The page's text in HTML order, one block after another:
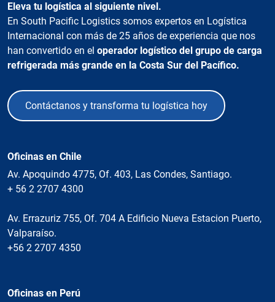
Eleva tu logística al siguiente nivel.
En South Pacific Logistics somos expertos en Logística
Internacional con más de 25 años de experiencia que nos
han convertido en el operador logístico del grupo de carga
refrigerada más grande en la Costa Sur del Pacífico.
Contáctanos y transforma tu logística hoy
Oficinas en Chile
Av. Apoquindo 4775, Of. 403, Las Condes, Santiago.
+ 56 2 2707 4300
Av. Errazuriz 755, Of. 704 A Edificio Nueva Estacion Puerto,
Valparaíso.
+56 2 2707 4350
Oficinas en Perú